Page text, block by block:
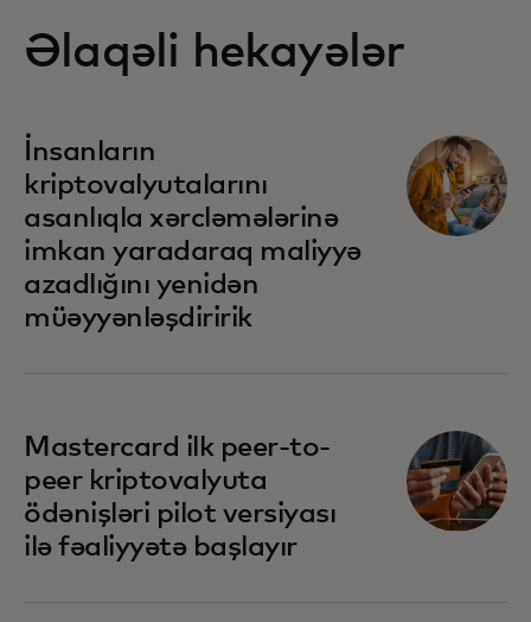
Əlaqəli hekayələr
İnsanların
kriptovalyutalarını
asanlıqla xərcləmələrinə
imkan yaradaraq maliyyə
azadlığını yenidən
müəyyənləşdiririk
Mastercard ilk peer-to-
peer kriptovalyuta
ödənişləri pilot versiyası
ilə fəaliyyətə başlayır